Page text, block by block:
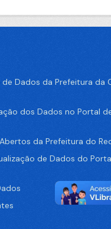
Dados da Prefeitura da
dos Dados no Portal
da Prefeitura do
de Dados do